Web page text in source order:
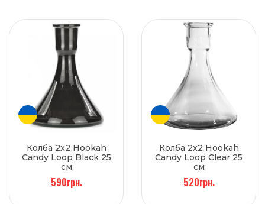
Колба 2x2 Hookah
Candy Loop Black 25
см
590грн.
Колба 2x2 Hookah
Candy Loop Clear 25
см
520грн.